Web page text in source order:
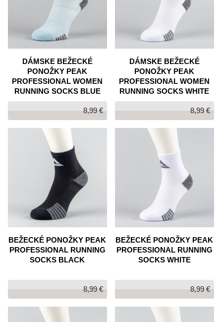
DÁMSKE BEŽECKÉ
PONOŽKY PEAK
PROFESSIONAL WOMEN
RUNNING SOCKS BLUE
8,99 €
DÁMSKE BEŽECKÉ
PONOŽKY PEAK
PROFESSIONAL WOMEN
RUNNING SOCKS WHITE
8,99 €
BEŽECKÉ PONOŽKY PEAK
PROFESSIONAL RUNNING
SOCKS BLACK
8,99 €
BEŽECKÉ PONOŽKY PEAK
PROFESSIONAL RUNNING
SOCKS WHITE
8,99 €